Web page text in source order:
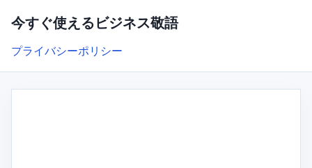
今すぐ使えるビジネス敬語
プライバシーポリシー